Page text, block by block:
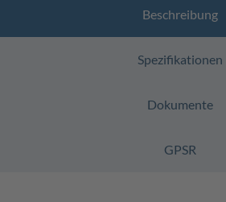
Beschreibung
Spezifikationen
Dokumente
GPSR